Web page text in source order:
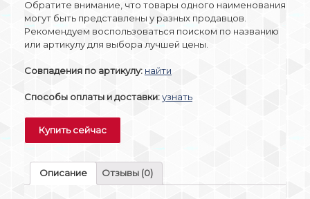
Обратите внимание, что товары одного наименования
могут быть представлены у разных продавцов.
Рекомендуем воспользоваться поиском по названию
или артикулу для выбора лучшей цены.
Совпадения по артикулу: найти
Способы оплаты и доставки:узнать
Купить сейчас
Описание Отзывы (0)